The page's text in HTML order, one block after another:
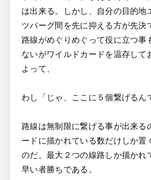
は出来る。しかし、自分の目的地
ツバーグ間を先に抑える方が先決
路線がめぐりめぐって役に立つ事
ないがワイルドカードを温存して
よって、
わし「じゃ、ここに５個繋げるん
路線は無制限に繋げる事が出来る
ードに描かれている数だけしか置
のだ。最大２つの線路しか描かれ
早い者勝ちである。